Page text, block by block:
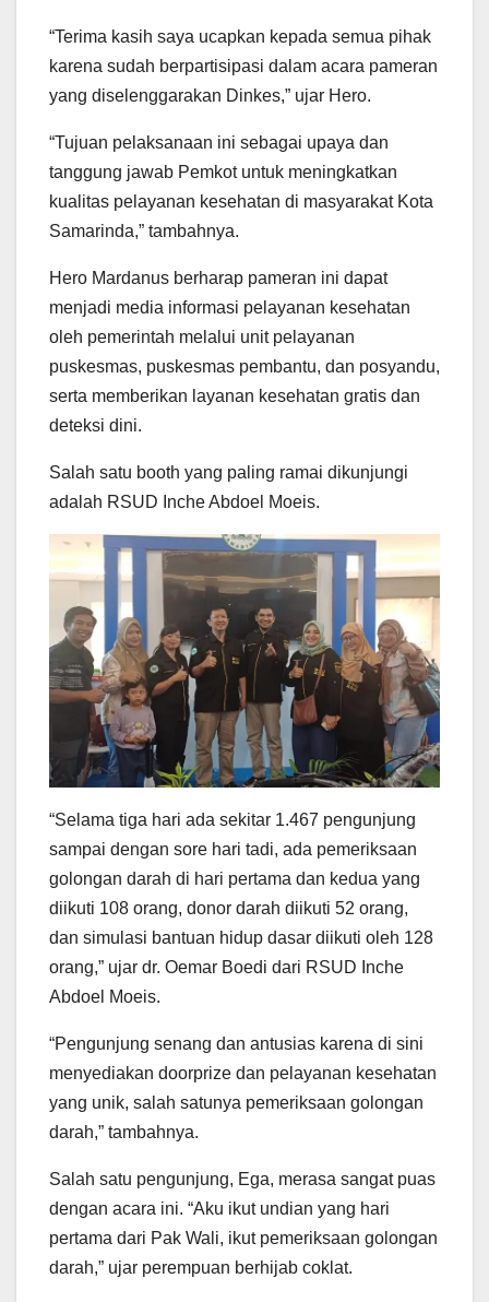
“Terima kasih saya ucapkan kepada semua pihak
karena sudah berpartisipasi dalam acara pameran
yang diselenggarakan Dinkes,” ujar Hero.
“Tujuan pelaksanaan ini sebagai upaya dan
tanggung jawab Pemkot untuk meningkatkan
kualitas pelayanan kesehatan di masyarakat Kota
Samarinda,” tambahnya.
Hero Mardanus berharap pameran ini dapat
menjadi media informasi pelayanan kesehatan
oleh pemerintah melalui unit pelayanan
puskesmas, puskesmas pembantu, dan posyandu,
serta memberikan layanan kesehatan gratis dan
deteksi dini.
Salah satu booth yang paling ramai dikunjungi
adalah RSUD Inche Abdoel Moeis.
“Selama tiga hari ada sekitar 1.467 pengunjung
sampai dengan sore hari tadi, ada pemeriksaan
golongan darah di hari pertama dan kedua yang
diikuti 108 orang, donor darah diikuti 52 orang,
dan simulasi bantuan hidup dasar diikuti oleh 128
orang,” ujar dr. Oemar Boedi dari RSUD Inche
Abdoel Moeis.
“Pengunjung senang dan antusias karena di sini
menyediakan doorprize dan pelayanan kesehatan
yang unik, salah satunya pemeriksaan golongan
darah,” tambahnya.
Salah satu pengunjung, Ega, merasa sangat puas
dengan acara ini. “Aku ikut undian yang hari
pertama dari Pak Wali, ikut pemeriksaan golongan
darah,” ujar perempuan berhijab coklat.